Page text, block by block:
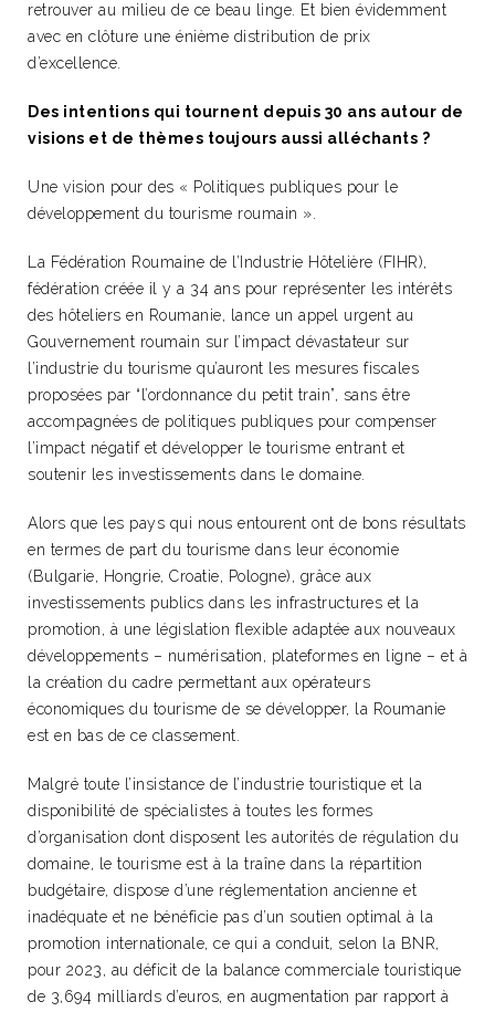
retrouver au milieu de ce beau linge. Et bien évidemment
avec en clôture une énième distribution de prix
d’excellence.
Des intentions qui tournent depuis 30 ans autour de
visions et de thèmes toujours aussi alléchants ?
Une vision pour des « Politiques publiques pour le
développement du tourisme roumain ».
La Fédération Roumaine de l’Industrie Hôtelière (FIHR),
fédération créée il y a 34 ans pour représenter les intérêts
des hôteliers en Roumanie, lance un appel urgent au
Gouvernement roumain sur l’impact dévastateur sur
l’industrie du tourisme qu’auront les mesures fiscales
proposées par “l’ordonnance du petit train”, sans être
accompagnées de politiques publiques pour compenser
l’impact négatif et développer le tourisme entrant et
soutenir les investissements dans le domaine.
Alors que les pays qui nous entourent ont de bons résultats
en termes de part du tourisme dans leur économie
(Bulgarie, Hongrie, Croatie, Pologne), grâce aux
investissements publics dans les infrastructures et la
promotion, à une législation flexible adaptée aux nouveaux
développements – numérisation, plateformes en ligne – et à
la création du cadre permettant aux opérateurs
économiques du tourisme de se développer, la Roumanie
est en bas de ce classement.
Malgré toute l’insistance de l’industrie touristique et la
disponibilité de spécialistes à toutes les formes
d’organisation dont disposent les autorités de régulation du
domaine, le tourisme est à la traîne dans la répartition
budgétaire, dispose d’une réglementation ancienne et
inadéquate et ne bénéficie pas d’un soutien optimal à la
promotion internationale, ce qui a conduit, selon la BNR,
pour 2023, au déficit de la balance commerciale touristique
de 3,694 milliards d’euros, en augmentation par rapport à